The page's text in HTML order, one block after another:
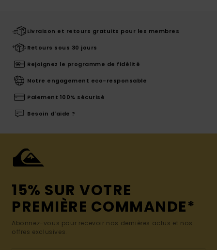
Livraison et retours gratuits pour les membres
Retours sous 30 jours
Rejoignez le programme de fidélité
Notre engagement eco-responsable
Paiement 100% sécurisé
Besoin d'aide ?
15% SUR VOTRE
PREMIÈRE COMMANDE*
Abonnez-vous pour recevoir nos dernières actus et nos
offres exclusives.